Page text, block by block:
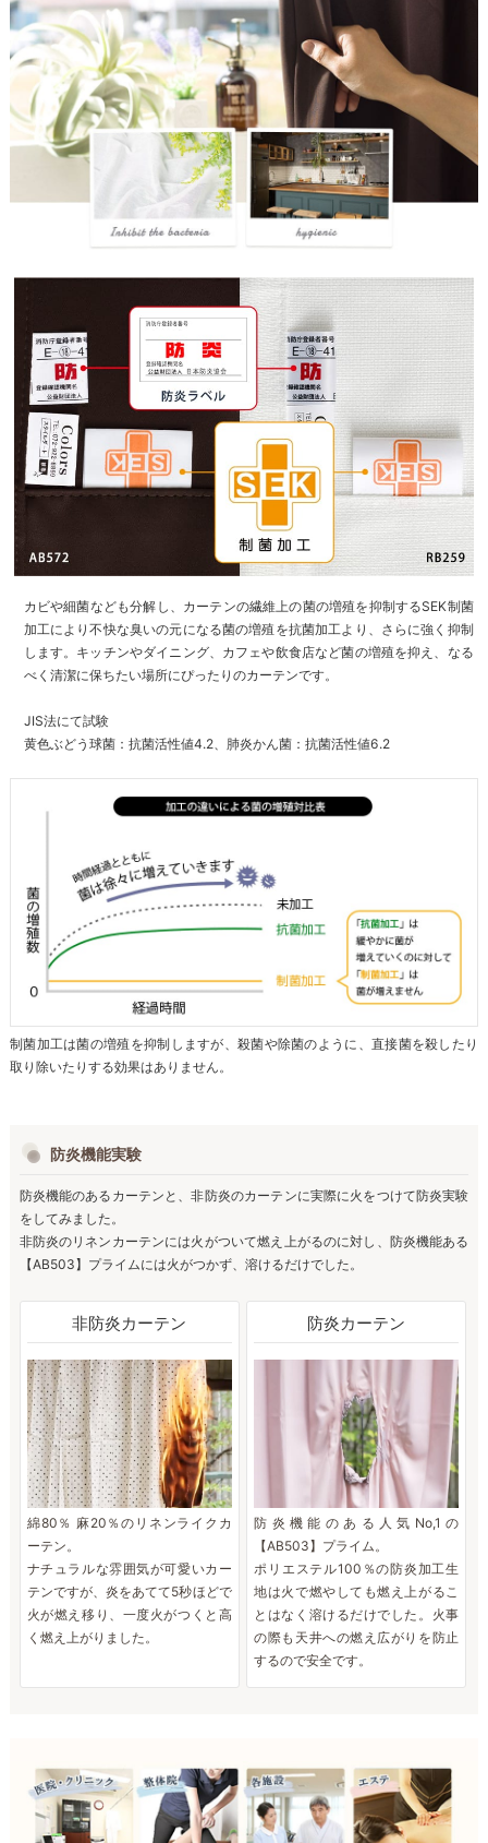
カビや細菌なども分解し、カーテンの繊維上の菌の増殖を抑制するSEK制菌
加工により不快な臭いの元になる菌の増殖を抗菌加工より、さらに強く抑制
します。キッチンやダイニング、カフェや飲食店など菌の増殖を抑え、なる
べく清潔に保ちたい場所にぴったりのカーテンです。
JIS法にて試験
黄色ぶどう球菌：抗菌活性値4.2、肺炎かん菌：抗菌活性値6.2
制菌加工は菌の増殖を抑制しますが、殺菌や除菌のように、直接菌を殺したり
取り除いたりする効果はありません。
防炎機能実験
防炎機能のあるカーテンと、非防炎のカーテンに実際に火をつけて防炎実験
をしてみました。
非防炎のリネンカーテンには火がついて燃え上がるのに対し、防炎機能ある
【AB503】プライムには火がつかず、溶けるだけでした。
非防炎カーテン
綿80％ 麻20％のリネンライクカ
ーテン。
ナチュラルな雰囲気が可愛いカー
テンですが、炎をあてて5秒ほどで
火が燃え移り、一度火がつくと高
く燃え上がりました。
防炎カーテン
防炎機能のある人気No,1の
【AB503】プライム。
ポリエステル100％の防炎加工生
地は火で燃やしても燃え上がるこ
とはなく溶けるだけでした。火事
の際も天井への燃え広がりを防止
するので安全です。